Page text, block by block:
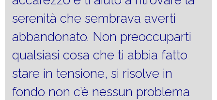
serenità che sembrava averti
abbandonato. Non preoccuparti
qualsiasi cosa che ti abbia fatto
stare in tensione, si risolve in
fondo non c’è nessun problema